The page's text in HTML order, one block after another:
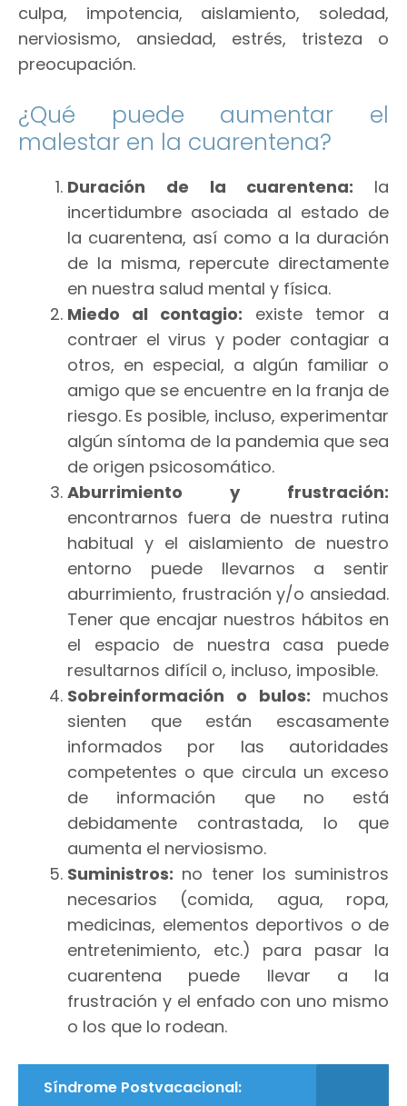
culpa, impotencia, aislamiento, soledad,
nerviosismo, ansiedad, estrés, tristeza o
preocupación.
¿Qué puede aumentar el
malestar en la cuarentena?
Duración de la cuarentena: la
incertidumbre asociada al estado de
la cuarentena, así como a la duración
de la misma, repercute directamente
en nuestra salud mental y física.
Miedo al contagio: existe temor a
contraer el virus y poder contagiar a
otros, en especial, a algún familiar o
amigo que se encuentre en la franja de
riesgo. Es posible, incluso, experimentar
algún síntoma de la pandemia que sea
de origen psicosomático.
Aburrimiento y frustración:
encontrarnos fuera de nuestra rutina
habitual y el aislamiento de nuestro
entorno puede llevarnos a sentir
aburrimiento, frustración y/o ansiedad.
Tener que encajar nuestros hábitos en
el espacio de nuestra casa puede
resultarnos difícil o, incluso, imposible.
Sobreinformación o bulos: muchos
sienten que están escasamente
informados por las autoridades
competentes o que circula un exceso
de información que no está
debidamente contrastada, lo que
aumenta el nerviosismo.
Suministros: no tener los suministros
necesarios (comida, agua, ropa,
medicinas, elementos deportivos o de
entretenimiento, etc.) para pasar la
cuarentena puede llevar a la
frustración y el enfado con uno mismo
o los que lo rodean.
Síndrome Postvacacional: